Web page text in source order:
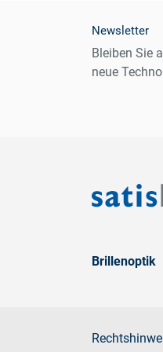
Newsletter
Bleiben Sie
neue
Brillenoptik